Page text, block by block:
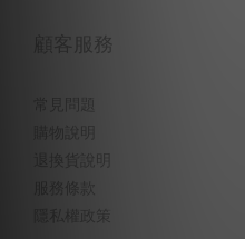
顧客服務
退換貨說明